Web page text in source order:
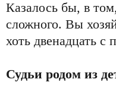
Казалось бы, в
сложного. Вы
хоть двенадцать
Судьи родом из